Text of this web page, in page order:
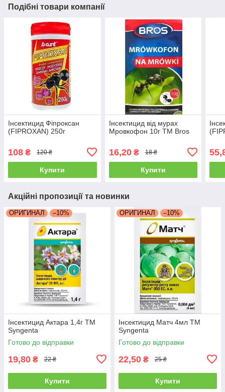
Подібні товари компанії
Інсектицид Фіпроксан
(FIPROXAN) 250г
108 ₴ 120 ₴
Купити
Інсектицид від мурах
Мровкофон 10г ТМ Bros
16,20₴ 18 ₴
Купити
Акційні пропозиції та новинки
ОРИГИНАЛ –10%
Інсектицид Актара 1,4г ТМ
Syngenta
Готово до відправки
19,80 ₴ 22 ₴
Купити
ОРИГИНАЛ –10%
Інсектицид Матч 4мл ТМ
Syngenta
Готово до відправки
22,50 ₴ 25 ₴
Купити